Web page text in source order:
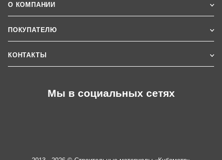
О КОМПАНИИ
ПОКУПАТЕЛЮ
КОНТАКТЫ
Мы в социальных сетях